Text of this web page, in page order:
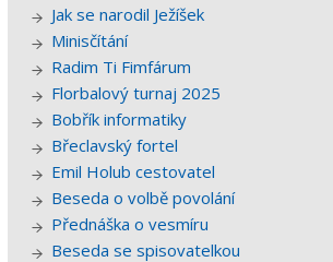
Jak se narodil Ježíšek
Minisčítání
Radim Ti Fimfárum
Florbalový turnaj 2025
Bobřík informatiky
Břeclavský fortel
Emil Holub cestovatel
Beseda o volbě povolání
Přednáška o vesmíru
Beseda se spisovatelkou